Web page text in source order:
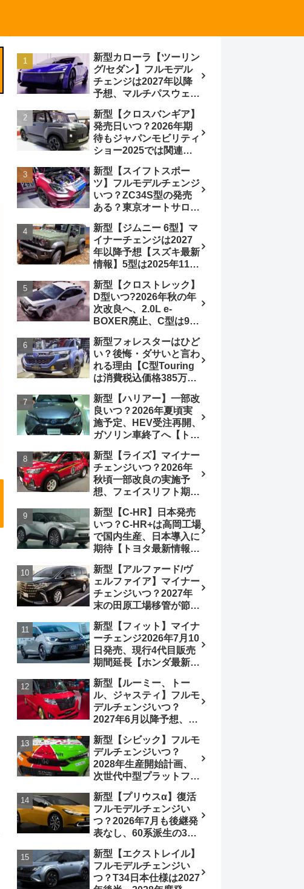
新型カローラ【ツーリン
グ/セダン】フルモデル
チェンジは2027年以降
予想、マルチパスウェイ
BEVからの派生で新開発
小型エンジン搭載の
HEV/PHEV、ギガキャ
ストの採用は無しか【ト
ヨタ最新情報】60周年記
念車発売
新型【クロスバンギア】
発売日いつ？2026年期
待もジャパンモビリティ
ショー2025では関連モ
最新情報】ベース車ノ
ア/ヴォクシーの台湾生
産開始に注目、「ギア」
のほか「コア」と「ツー
ル」、デリカD:5対抗の
クロスオーバーSUVミニ
バン
新型【スイフトスポー
ツ】フルモデルチェンジ
いつ？ZC34S型の発売
ある？東京オートサロン
エロー レヴはスイスポ
コンセプトか？ハイブリ
ッド化/重量増/価格アッ
プが争点【スズキ最新情
報】特別仕様車
「ZC33S Final
Edition」終了
新型【ジムニー 6型】マ
イナーチェンジは2027
年以降予想【スズキ最新
情報】5型は2025年11月
ACC・スズキコネクト
採用
新型【クロストレック】
D型いつ?2026年秋の年
次改良へ、2.0L e-
BOXER廃止、C型は9月
ーボ採用予想【スバル最
新情報】
新型フォレスターはひど
い？後悔・ダサいと言わ
れる理由【C型Touring
は消費税込価格385万円
19.1km/L、納期4～5か
月】ナビUI・冬用タイ
ヤ・ウィルダネス日本発
売は？カーオブザイヤー
とJNCAP大賞受賞後も
残る注意点
新型【ハリアー】一部改
良いつ？2026年夏頃実
施予定、HEV受注再開、
ガソリン車終了へ【トヨ
チェンジ2027年以降予
想
新型【ライズ】マイナー
チェンジいつ？2026年
秋頃一部改良の実施予
想、フェイスリフト期
2～3ヵ月に短縮【ダイハ
ツ最新情報】前回改良は
2024年11月5日、価格
180.07～244.2万円、値
上げ約8～10万円、法規
対応、ハイブリッド
4WD追加まだ、フルモ
デルチェンジはトヨタが
介入か
新型【C-HR】日本発売
いつ？C-HR+は高岡工場
で国内生産、日本導入に
期待【トヨタ最新情報】
売、2代目HEV・PHEV
は日本未導入
新型【アルファード/ヴ
ェルファイア】マイナー
チェンジいつ？2027年
末の田原工場移管が節目
のフェイスリフト予想
【トヨタ最新情報】
2026年6月一部改良済
み、消費税込価格559万
9000円から
新型【フィット】マイナ
ーチェンジ2026年7月10
日発売、現行4代目販売
期間延長【ホンダ最新情
いつ？フルモデルチェン
ジは2029年頃まで遅れ
る予想
新型【ルーミー、トー
ル、ジャスティ】フルモ
デルチェンジいつ？
2027年6月以降予想、ビ
う無い？【トヨタ最新情
報】1.2Lハイブリッド追
加は次期型に期待
新型【シビック】フルモ
デルチェンジいつ？
2028年生産開始計画、
次世代中型プラットフォ
搭載予想【ホンダ最新情
報】Honda S+ Shiftは現
行e:HEV RS 消費税込
4,659,600円で先行導入
新型【プリウスα】復活
フルモデルチェンジい
つ？2026年7月も後継発
表なし、60系派生の3列
発売される可能性は【ト
ヨタ最新情報デザイン予
想画像】スライドドア装
新型【エクストレイル】
フルモデルチェンジい
つ？T34日本仕様は2027